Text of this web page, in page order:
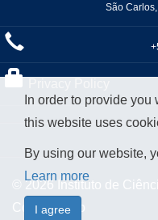
São
© 2026 Instituto de
Computação
In order to provide
this website uses
By using our website,
Learn more
I agree